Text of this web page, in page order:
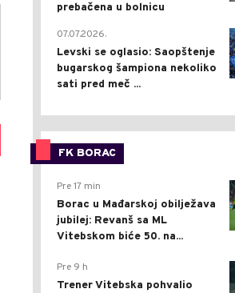
prebačena u bolnicu
07.07.2026.
Levski se oglasio: Saopštenje
bugarskog šampiona nekoliko
sati pred meč ...
FK BORAC
Pre 17 min
Borac u Mađarskoj obilježava
jubilej: Revanš sa ML
Vitebskom biće 50. na...
Pre 9 h
Trener Vitebska pohvalio